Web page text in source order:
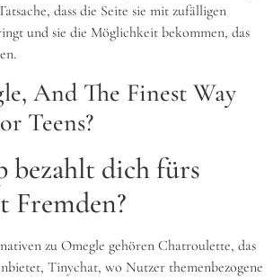
dass die Seite sie mit zufälligen
und sie die Möglichkeit bekommen, das
And The Finest Way
Teens?
bezahlt dich fürs
Fremden?
zu Omegle gehören Chatroulette, das
Tinychat, wo Nutzer themenbezogene